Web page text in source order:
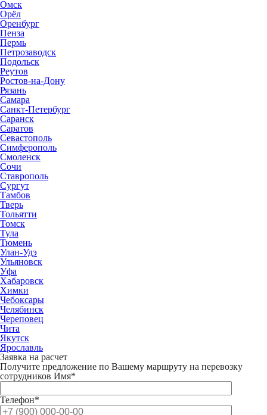
Омск
Орёл
Оренбург
Пенза
Пермь
Петрозаводск
Подольск
Реутов
Ростов-на-Дону
Рязань
Самара
Санкт-Петербург
Саранск
Саратов
Севастополь
Симферополь
Смоленск
Сочи
Ставрополь
Сургут
Тамбов
Тверь
Тольятти
Томск
Тула
Тюмень
Улан-Удэ
Ульяновск
Уфа
Хабаровск
Химки
Чебоксары
Челябинск
Череповец
Чита
Якутск
Ярославль
Заявка на расчет
Получите предложение по Вашему маршруту на перевозку
сотрудников Имя*
Телефон*